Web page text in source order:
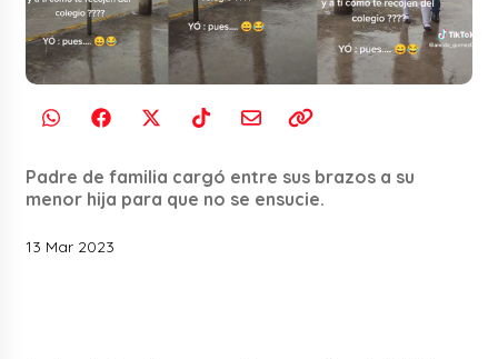
Padre de familia cargó entre sus brazos a su
menor hija para que no se ensucie.
13 Mar 2023